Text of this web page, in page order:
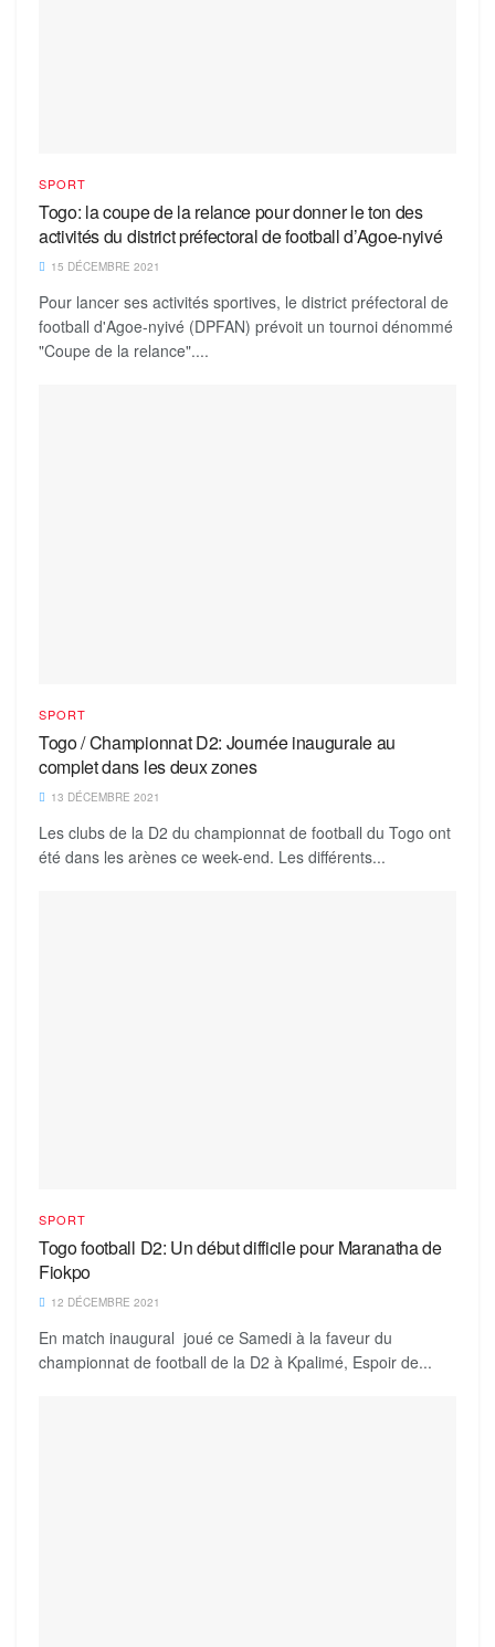
SPORT
Togo: la coupe de la relance pour donner le ton des
activités du district préfectoral de football d’Agoe-nyivé
15 DÉCEMBRE 2021
Pour lancer ses activités sportives, le district préfectoral de
football d'Agoe-nyivé (DPFAN) prévoit un tournoi dénommé
"Coupe de la relance"....
SPORT
Togo / Championnat D2: Journée inaugurale au
complet dans les deux zones
13 DÉCEMBRE 2021
Les clubs de la D2 du championnat de football du Togo ont
été dans les arènes ce week-end. Les différents...
SPORT
Togo football D2: Un début difficile pour Maranatha de
Fiokpo
12 DÉCEMBRE 2021
En match inaugural joué ce Samedi à la faveur du
championnat de football de la D2 à Kpalimé, Espoir de...